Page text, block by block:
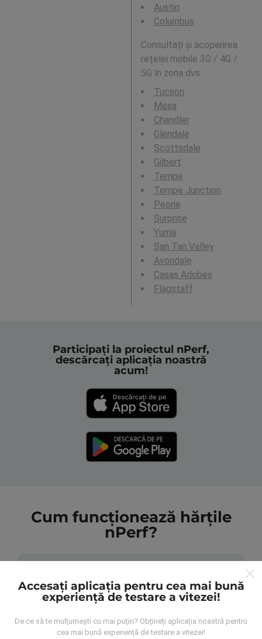
Austin
Columbus
Consultați și acoperirea
rețelei mobile 3G / 4G /
5G în zona dvs:
Tucson
Mesa
Chandler
Glendale
Scottsdale
Gilbert
Tempe
Tempe Junction
Peoria
Surprise
Yuma
San Tan Valley
Avondale
Casas Adobes
Flagstaff
Participați la proiectul nPerf,
descărcați aplicația noastră
acum!
Cum funcționează hărțile
nPerf?
Accesați aplicația pentru cea mai bună
experiență de testare a vitezei!
De ce să te mulțumești cu mai puțin? Obțineți aplicația noastră pentru
cea mai bună experiență de testare a vitezei!